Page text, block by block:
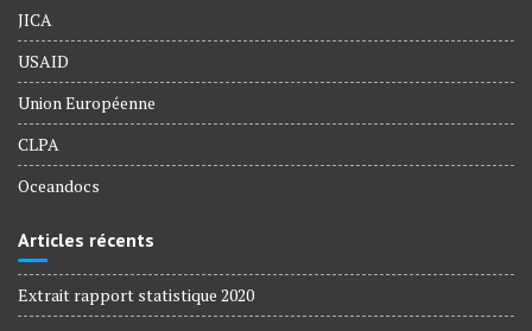
JICA
USAID
Union Européenne
CLPA
Oceandocs
Articles récents
Extrait rapport statistique 2020